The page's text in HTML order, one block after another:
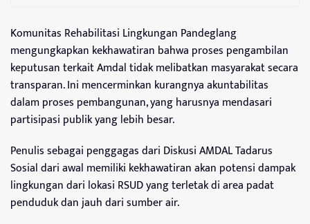
Komunitas Rehabilitasi Lingkungan Pandeglang
mengungkapkan kekhawatiran bahwa proses pengambilan
keputusan terkait Amdal tidak melibatkan masyarakat secara
transparan. Ini mencerminkan kurangnya akuntabilitas
dalam proses pembangunan, yang harusnya mendasari
partisipasi publik yang lebih besar.
Penulis sebagai penggagas dari Diskusi AMDAL Tadarus
Sosial dari awal memiliki kekhawatiran akan potensi dampak
lingkungan dari lokasi RSUD yang terletak di area padat
penduduk dan jauh dari sumber air.